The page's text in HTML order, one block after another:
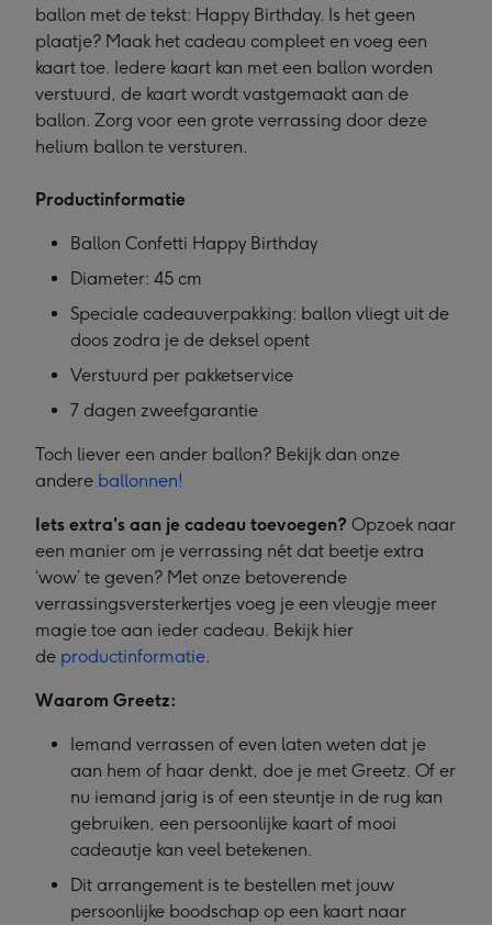
ballon met de tekst: Happy Birthday. Is het geen
plaatje? Maak het cadeau compleet en voeg een
kaart toe. Iedere kaart kan met een ballon worden
verstuurd, de kaart wordt vastgemaakt aan de
ballon. Zorg voor een grote verrassing door deze
helium ballon te versturen.
Productinformatie
Ballon Confetti Happy Birthday
Diameter: 45 cm
Speciale cadeauverpakking: ballon vliegt uit de
doos zodra je de deksel opent
Verstuurd per pakketservice
7 dagen zweefgarantie
Toch liever een ander ballon? Bekijk dan onze
andere ballonnen!
Iets extra's aan je cadeau toevoegen? Opzoek naar
een manier om je verrassing nét dat beetje extra
‘wow’ te geven? Met onze betoverende
verrassingsversterkertjes voeg je een vleugje meer
magie toe aan ieder cadeau. Bekijk hier
de productinformatie.
Waarom Greetz:
Iemand verrassen of even laten weten dat je
aan hem of haar denkt, doe je met Greetz. Of er
nu iemand jarig is of een steuntje in de rug kan
gebruiken, een persoonlijke kaart of mooi
cadeautje kan veel betekenen.
Dit arrangement is te bestellen met jouw
persoonlijke boodschap op een kaart naar